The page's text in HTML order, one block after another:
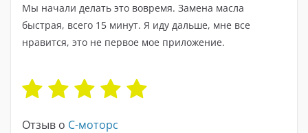
Мы начали делать это вовремя. Замена масла
быстрая, всего 15 минут. Я иду дальше, мне все
нравится, это не первое мое приложение.
Отзыв о С-моторс